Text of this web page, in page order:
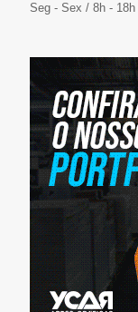
Seg - Sex / 8h - 18h